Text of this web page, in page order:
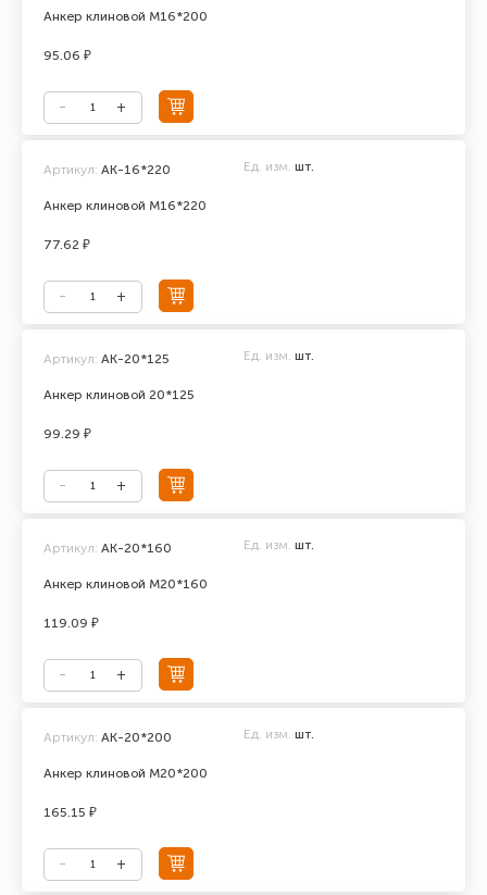
Анкер клиновой М16*200
95.06 ₽
Анкер клиновой М16*220
Артикул: АК-16*220 Ед. изм. шт.
77.62 ₽
Анкер клиновой 20*125
Артикул: АК-20*125 Ед. изм. шт.
99.29 ₽
Анкер клиновой М20*160
Артикул: АК-20*160 Ед. изм. шт.
119.09 ₽
Анкер клиновой М20*200
Артикул: АК-20*200 Ед. изм. шт.
165.15 ₽